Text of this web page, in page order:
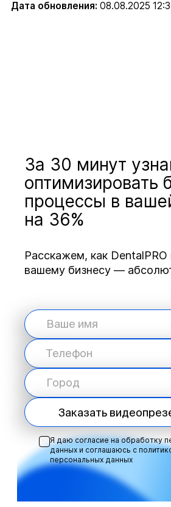
Дата обновления: 08.08.2025
За 30 минут
оптимизировать
процессы в
на 36%
Расскажем, как
вашему бизнесу —
Заказать
Я даю согласие на обработку
данных и соглашаюсь с
персональных данных